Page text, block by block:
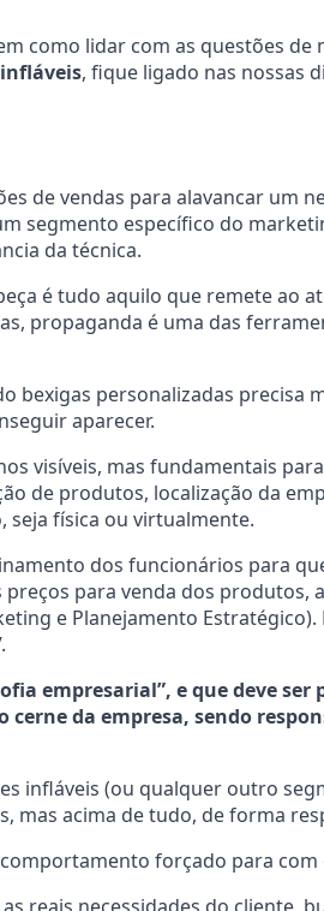
como lidar com as questões de
, fique ligado nas nossas
de vendas para alavancar um
segmento específico do
da técnica.
é tudo aquilo que remete ao
propaganda é uma das
bexigas personalizadas precisa
aparecer.
visíveis, mas fundamentais
de produtos, localização da
seja física ou virtualmente.
dos funcionários para
para venda dos produtos,
e Planejamento Estratégico).
empresarial”, e que deve ser
da empresa, sendo
infláveis (ou qualquer outro
mas acima de tudo, de forma
forçado para com